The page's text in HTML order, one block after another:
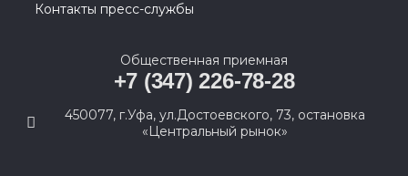
Контакты пресс-службы
Общественная приемная
+7 (347) 226-78-28
450077, г.Уфа, ул.Достоевского, 73, остановка
«Центральный рынок»